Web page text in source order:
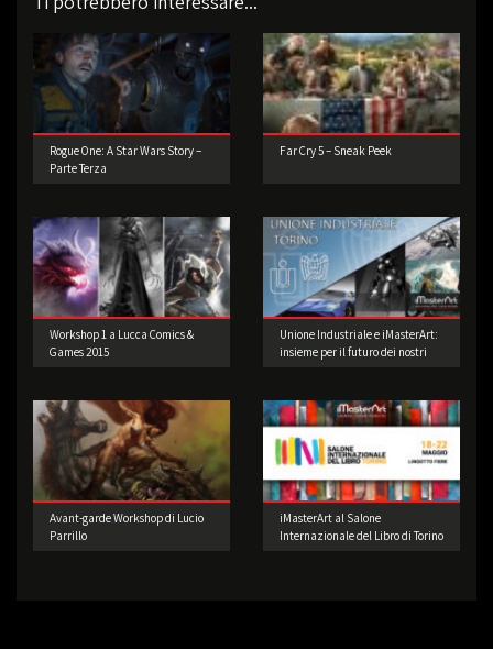
Rogue One: A Star Wars Story –
Parte Terza
Far Cry 5 – Sneak Peek
Workshop 1 a Lucca Comics &
Games 2015
Unione Industriale e iMasterArt:
insieme per il futuro dei nostri
Avant-garde Workshop di Lucio
Parrillo
iMasterArt al Salone
Internazionale del Libro di Torino